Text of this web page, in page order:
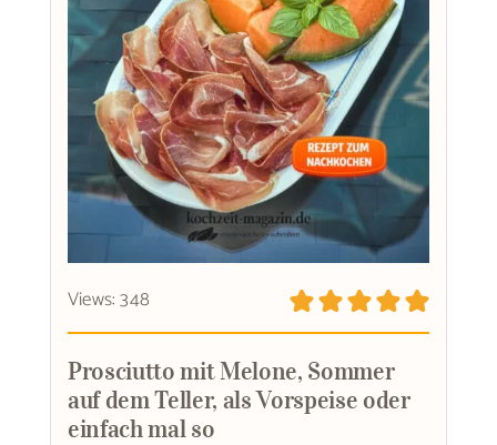
Views: 348
Prosciutto mit Melone, Sommer
auf dem Teller, als Vorspeise oder
einfach mal so